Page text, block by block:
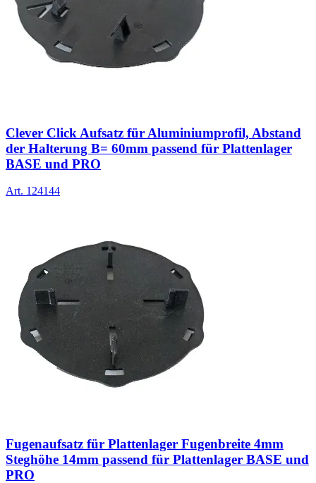
Clever Click Aufsatz für Aluminiumprofil, Abstand
der Halterung B= 60mm passend für Plattenlager
BASE und PRO
Art. 124144
Fugenaufsatz für Plattenlager Fugenbreite 4mm
Steghöhe 14mm passend für Plattenlager BASE und
PRO